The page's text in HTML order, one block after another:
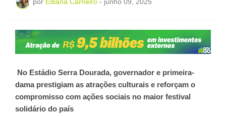
No Estádio Serra Dourada, governador e primeira-
dama prestigiam as atrações culturais e reforçam o
compromisso com ações sociais no maior festival
solidário do país